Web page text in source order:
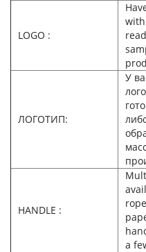
LOGO :
with
ЛОГОТИП:
У
HANDLE :
a